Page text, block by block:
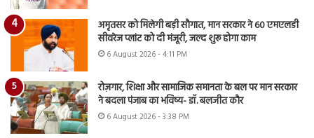
अमृतसर को मिलेगी बड़ी सौगात, मान सरकार ने 60 एमएलडी
सीवरेज प्लांट को दी मंजूरी, जल्द शुरू होगा काम
6 August 2026 - 4:11 PM
रोज़गार, शिक्षा और सामाजिक समानता के बल पर मान सरकार
ने बदला पंजाब का भविष्य- डॉ. बलजीत कौर
6 August 2026 - 3:38 PM